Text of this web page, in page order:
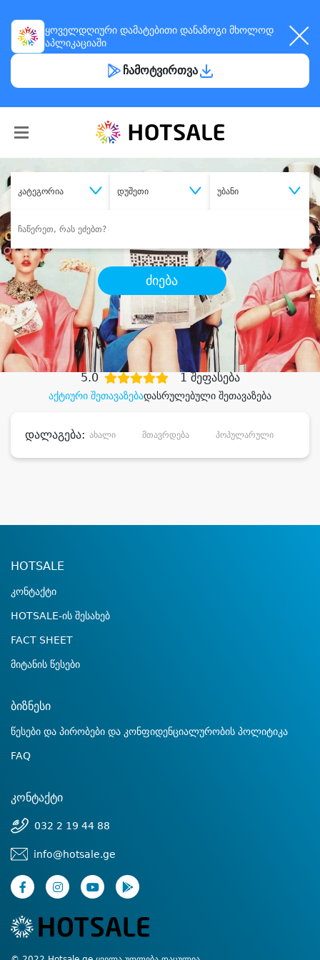
ყოველდღიური დამატებითი დანაზოგი მხოლოდ
აპლიკაციაში
ჩამოტვირთვა
კატეგორია დუშეთი უბანი
ძიება
შეიძინესასურველი მომსახურება
დიდი დანაზოგით
აქტიური შეთავაზებადასრულებული შეთავაზება
5.0 1 შეფასება
დალაგება: ახალი მთავრდება პოპულარული
HOTSALE
კონტაქტი
HOTSALE-ის შესახებ
FACT SHEET
მიტანის წესები
ბიზნესი
წესები და პირობები და კონფიდენციალურობის პოლიტიკა
FAQ
კონტაქტი
032 2 19 44 88
info@hotsale.ge